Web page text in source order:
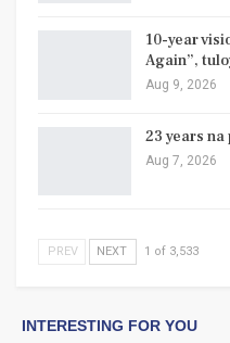
10-year
Again”,
Aug 9, 2026
23 years
Aug 7, 2026
PREV NEXT 1 of 3,533